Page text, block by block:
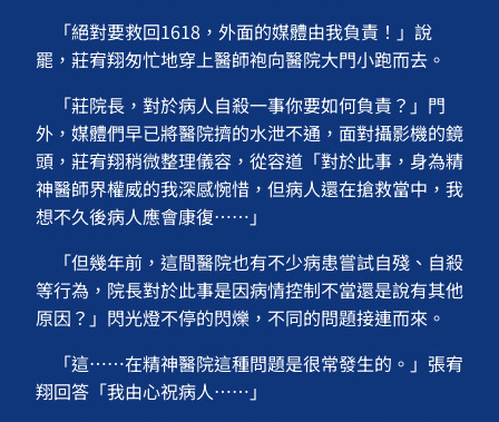
「絕對要救回1618，外面的媒體由我負責！」說
罷，莊宥翔匆忙地穿上醫師袍向醫院大門小跑而去。
「莊院長，對於病人自殺一事你要如何負責？」門
外，媒體們早已將醫院擠的水泄不通，面對攝影機的鏡
頭，莊宥翔稍微整理儀容，從容道「對於此事，身為精
神醫師界權威的我深感惋惜，但病人還在搶救當中，我
想不久後病人應會康復⋯⋯」
「但幾年前，這間醫院也有不少病患嘗試自殘、自殺
等行為，院長對於此事是因病情控制不當還是說有其他
原因？」閃光燈不停的閃爍，不同的問題接連而來。
「這⋯⋯在精神醫院這種問題是很常發生的。」張宥
翔回答「我由心祝病人⋯⋯」